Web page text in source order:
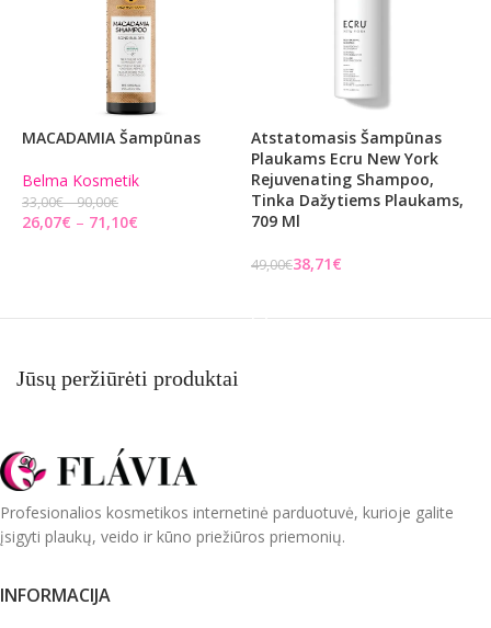
MACADAMIA Šampūnas
Belma Kosmetik
33,00€ 90,00€
26,07€ 71,10€
Atstatomasis Šampūnas
Plaukams Ecru New York
Rejuvenating Shampoo,
Tinka Dažytiems Plaukams,
709 Ml
49,00€38,71€
Jūsų peržiūrėti produktai
Profesionalios kosmetikos internetinė parduotuvė, kurioje galite
įsigyti plaukų, veido ir kūno priežiūros priemonių.
INFORMACIJA